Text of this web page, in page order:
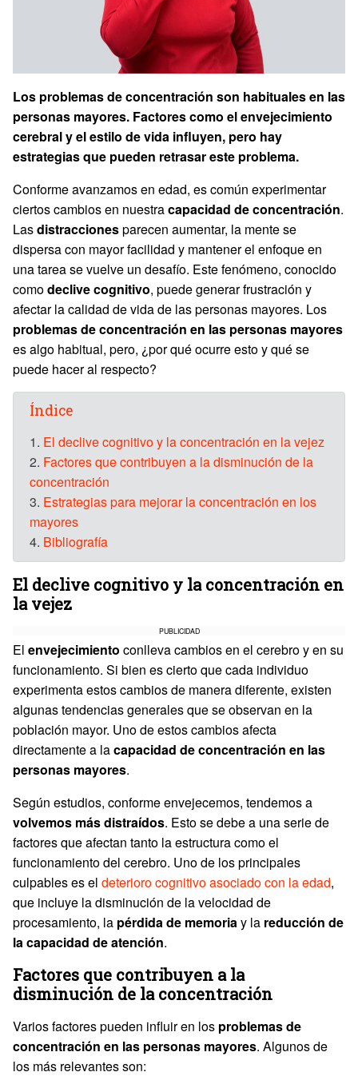
Los problemas de concentración son habituales en las
personas mayores. Factores como el envejecimiento
cerebral y el estilo de vida influyen, pero hay
estrategias que pueden retrasar este problema.
Conforme avanzamos en edad, es común experimentar
ciertos cambios en nuestracapacidad de concentración.
Lasdistraccionesparecen aumentar, la mente se
dispersa con mayor facilidad y mantener el enfoque en
una tarea se vuelve un desafío. Este fenómeno, conocido
comodeclive cognitivo, puede generar frustración y
afectar la calidad de vida de las personas mayores. Los
problemas de concentración en las personas mayores
es algo habitual, pero, ¿por qué ocurre esto y qué se
puede hacer al respecto?
Índice
1. El declive cognitivo y la concentración en la vejez
2. Factores que contribuyen a la disminución de la
concentración
3. Estrategias para mejorar la concentración en los
mayores
4. Bibliografía
El declive cognitivo y la concentración en
la vejez
PUBLICIDAD
El envejecimiento conlleva cambios en el cerebro y en su
funcionamiento. Si bien es cierto que cada individuo
experimenta estos cambios de manera diferente, existen
algunas tendencias generales que se observan en la
población mayor. Uno de estos cambios afecta
directamente a lacapacidad de concentración en las
personas mayores.
Según estudios, conforme envejecemos, tendemos a
volvemos más distraídos. Esto se debe a una serie de
factores que afectan tanto la estructura como el
funcionamiento del cerebro. Uno de los principales
culpables es el deterioro cognitivo asociado con la edad,
que incluye la disminución de la velocidad de
procesamiento, la pérdida de memoria y la reducción de
la capacidad de atención.
Factores que contribuyen a la
disminución de la concentración
Varios factores pueden influir en los problemas de
concentración en las personas mayores. Algunos de
los más relevantes son: